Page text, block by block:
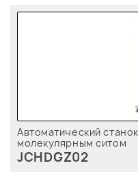
Автоматический
молекулярным ситом
JCHDGZ02